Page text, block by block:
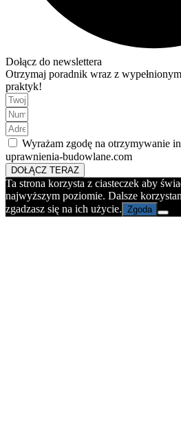
Dołącz do newslettera
Otrzymaj poradnik wraz z
praktyk!
Wyrażam zgodę na otrzymywanie
uprawnienia-budowlane.com
DOŁĄCZ TERAZ
Ta strona korzysta z ciasteczek aby
najwyższym poziomie. Dalsze
zgadzasz się na ich użycie. Zgoda